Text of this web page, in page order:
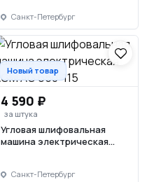
Санкт-Петербург
Новый товар
4 590 ₽
за штука
Угловая шлифовальная
машина электрическая
Санкт-Петербург